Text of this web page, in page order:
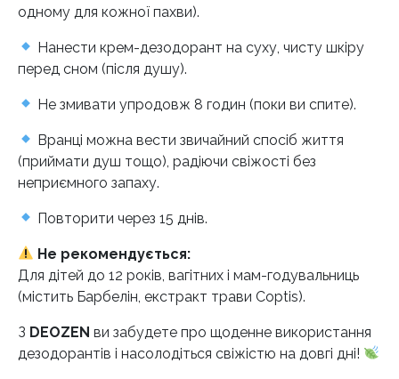
одному для кожної пахви).
Нанести крем-дезодорант на суху, чисту шкіру
перед сном (після душу).
Не змивати упродовж 8 годин (поки ви спите).
Вранці можна вести звичайний спосіб життя
(приймати душ тощо), радіючи свіжості без
неприємного запаху.
Повторити через 15 днів.
Не рекомендується:
Для дітей до 12 років, вагітних і мам-годувальниць
(містить Барбелін, екстракт трави Coptis).
З DEOZEN ви забудете про щоденне використання
дезодорантів і насолодіться свіжістю на довгі дні!